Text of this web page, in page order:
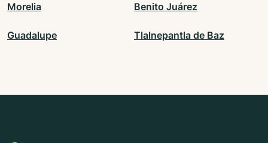
Morelia Benito Juárez
Guadalupe Tlalnepantla de Baz